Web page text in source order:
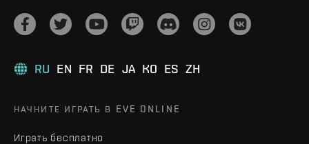
RU EN FR DE JA KO ES ZH
НАЧНИТЕ ИГРАТЬ В EVE ONLINE
Играть бесплатно